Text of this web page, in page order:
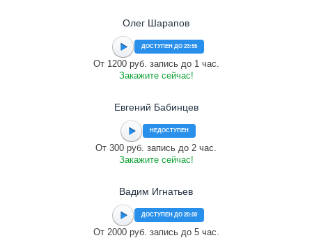
Олег Шарапов
ДОСТУПЕН ДО 23:55
От 1200 руб. запись до 1 час.
Закажите сейчас!
Евгений Бабинцев
НЕДОСТУПЕН
От 300 руб. запись до 2 час.
Закажите сейчас!
Вадим Игнатьев
ДОСТУПЕН ДО 20:00
От 2000 руб. запись до 5 час.